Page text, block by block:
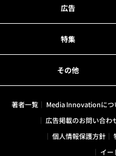
広告
特集
その他
著者一覧 Media Innovationにつ
広告掲載のお問い合わ
個人情報保護方針
イー